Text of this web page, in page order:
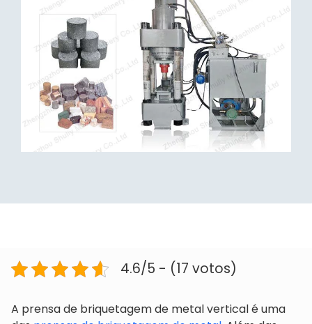
4.6/5 - (17 votos)
A prensa de briquetagem de metal vertical é uma